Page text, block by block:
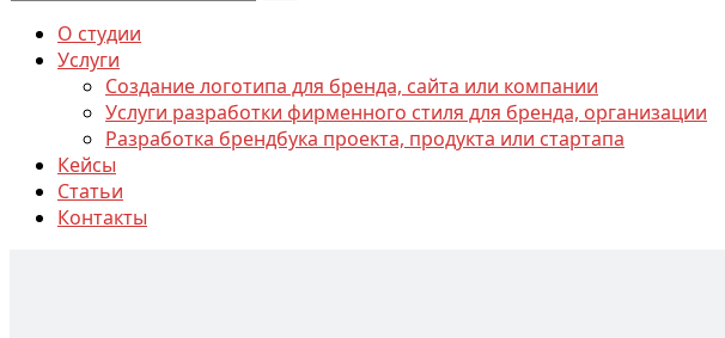
О студии
Услуги
Создание логотипа для бренда, сайта или компании
Услуги разработки фирменного стиля для бренда, организации
Разработка брендбука проекта, продукта или стартапа
Кейсы
Статьи
Контакты